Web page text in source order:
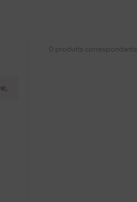
0 produits correspondants